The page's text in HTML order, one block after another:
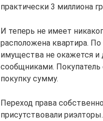
практически 3 миллиона
И теперь не имеет
расположена квартира.
имущества не окажется и
сообщниками.
покупку сумму.
Переход права
присутствовали